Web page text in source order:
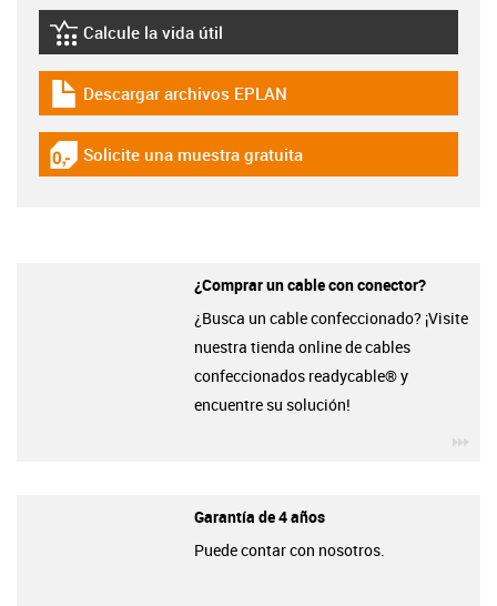
igus-icon-lebensdauerrechner
Calcule la vida útil
igus-icon-download-plan
Descargar archivos EPLAN
igus-icon-gratismuster
Solicite una muestra gratuita
¿Comprar un cable con conector?
¿Busca un cable confeccionado? ¡Visite
nuestra tienda online de cables
confeccionados readycable® y
encuentre su solución!
Garantía de 4 años
Puede contar con nosotros.